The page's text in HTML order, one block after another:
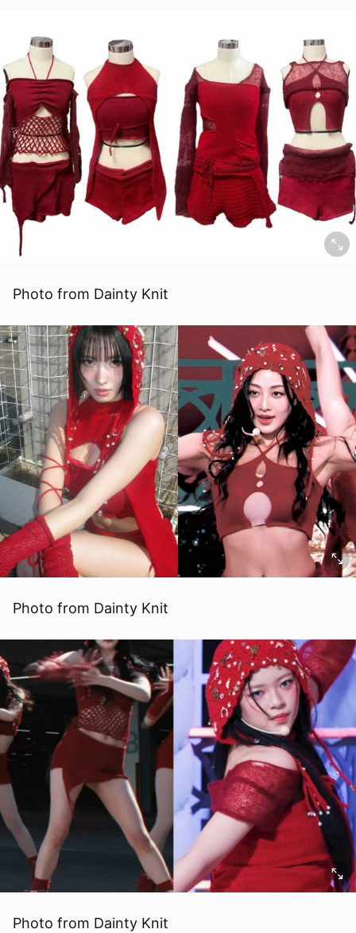
Photo from Dainty Knit
Photo from Dainty Knit
Photo from Dainty Knit